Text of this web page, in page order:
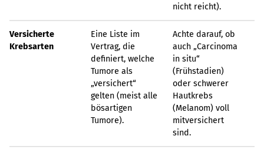
nicht reicht).
Versicherte
Krebsarten
Eine Liste im
Vertrag, die
definiert, welche
Tumore als
„versichert“
gelten (meist alle
bösartigen
Tumore).
Achte darauf, ob
auch „Carcinoma
in situ“
(Frühstadien)
oder schwerer
Hautkrebs
(Melanom) voll
mitversichert
sind.